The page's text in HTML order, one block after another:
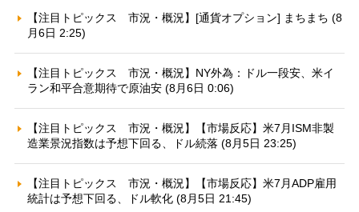
【注目トピックス 市況・概況】[通貨オプション] まちまち (8
月6日 2:25)
【注目トピックス 市況・概況】NY外為：ドル一段安、米イ
ラン和平合意期待で原油安 (8月6日 0:06)
【注目トピックス 市況・概況】【市場反応】米7月ISM非製
造業景況指数は予想下回る、ドル続落 (8月5日 23:25)
【注目トピックス 市況・概況】【市場反応】米7月ADP雇用
統計は予想下回る、ドル軟化 (8月5日 21:45)